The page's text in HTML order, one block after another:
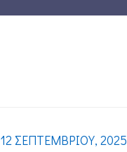
12 ΣΕΠΤΕΜΒΡΊΟΥ, 2025